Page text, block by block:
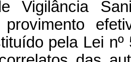
Vigilância
pela Lei nº